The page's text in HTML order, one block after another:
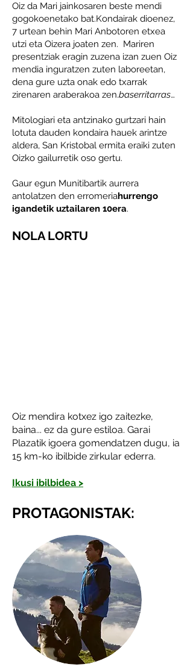
Oiz da Mari jainkosaren beste mendi
gogokoenetako bat.Kondairak dioenez,
7 urtean behin Mari Anbotoren etxea
utzi eta Oizera joaten zen. Mariren
presentziak eragin zuzena izan zuen Oiz
mendia inguratzen zuten laboreetan,
dena gure uzta onak edo txarrak
zirenaren araberakoa zen.baserritarras…
Mitologiari eta antzinako gurtzari hain
lotuta dauden kondaira hauek arintze
aldera, San Kristobal ermita eraiki zuten
Oizko gailurretik oso gertu.
Gaur egun Munitibartik aurrera
antolatzen den erromeriahurrengo
igandetik uztailaren 10era.
NOLA LORTU
Oiz mendira kotxez igo zaitezke,
baina... ez da gure estiloa. Garai
Plazatik igoera gomendatzen dugu, ia
15 km-ko ibilbide zirkular ederra.
Ikusi ibilbidea >
PROTAGONISTAK: